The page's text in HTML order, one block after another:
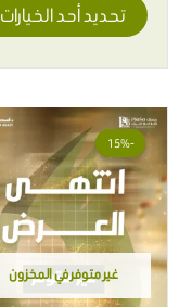
تحديد أحد الخيارات
-15%
غير متوفر في المخزون
-15%
السعر
هو:
2,000.00 ر.س.